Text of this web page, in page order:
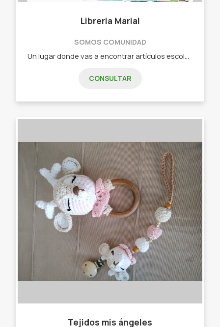
Libreria Marial
SOMOS COMUNIDAD
CONSULTAR
Tejidos mis ángeles